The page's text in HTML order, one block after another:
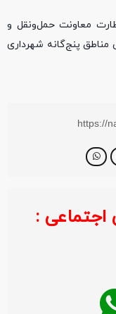
معاونت حمل‌ونقل و
مناطق پنج‌گانه شهرداری
https://
: